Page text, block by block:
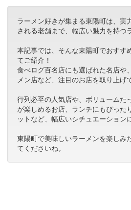
ラーメン好きが集まる東陽町は、実
される老舗まで、幅広い魅力を持つ
本記事では、そんな東陽町でおすす
てご紹介！
食べログ百名店にも選ばれた名店や
メン店など、注目のお店を取り上げ
行列必至の人気店や、ボリュームた
が楽しめるお店、ランチにもぴった
ットなど、幅広いシチュエーション
東陽町で美味しいラーメンを楽しみ
てくださいね。